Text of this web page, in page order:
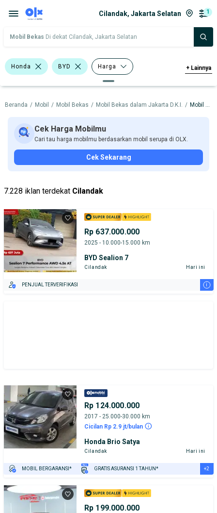
Cilandak, Jakarta Selatan 1
Mobil Bekas Di dekat Cilandak, Jakarta Selatan
Honda BYD Harga
Merek Dan Model Tahun
Tipe Bodi Tipe Membership
+ Lainnya
Beranda / Mobil / Mobil Bekas / Mobil Bekas dalam Jakarta D.K.I. / Mobil Bekas dalam Jakarta Selatan
Cek Harga Mobilmu
Cari tau harga mobilmu berdasarkan mobil serupa di OLX.
Cek Sekarang
7.228 iklan terdekat Cilandak
Rp 637.000.000
2025 - 10.000-15.000 km
BYD Sealion 7
Cilandak Hari ini
PENJUAL TERVERIFIKASI i
Rp 124.000.000
2017 - 25.000-30.000 km
Cicilan Rp 2.9 jt/bulan
Honda Brio Satya
Cilandak Hari ini
MOBIL BERGARANSI* GRATIS ASURANSI 1 TAHUN* +2
Rp 199.000.000